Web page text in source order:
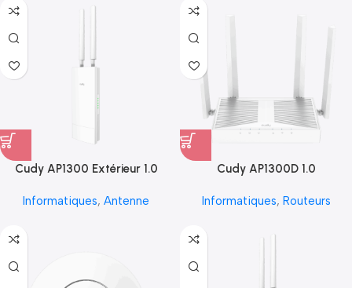
Cudy AP1300 Extérieur 1.0
Informatiques, Antenne
Cudy AP1300D 1.0
Informatiques, Routeurs